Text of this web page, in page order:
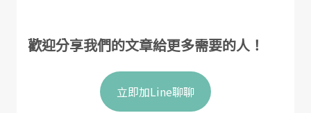
歡迎分享我們的文章給更多需要的人！
立即加Line聊聊